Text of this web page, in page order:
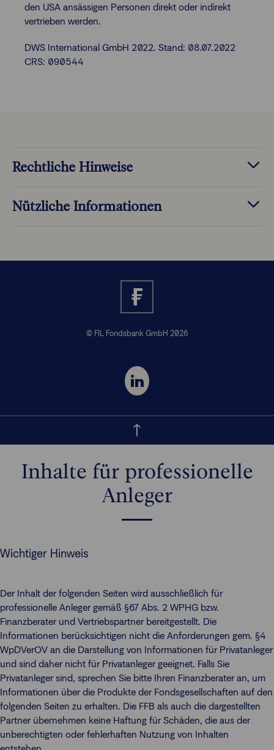
den USA ansässigen Personen direkt oder indirekt
vertrieben werden.
DWS International GmbH 2022. Stand: 08.07.2022
CRS: 090544
Rechtliche Hinweise
Nützliche Informationen
© FIL Fondsbank GmbH 2026
Inhalte für professionelle
Anleger
Wichtiger Hinweis
Der Inhalt der folgenden Seiten wird ausschließlich für
professionelle Anleger gemäß §67 Abs. 2 WPHG bzw.
Finanzberater und Vertriebspartner bereitgestellt. Die
Informationen berücksichtigen nicht die Anforderungen gem. §4
WpDVerOV an die Darstellung von Informationen für Privatanleger
und sind daher nicht für Privatanleger geeignet. Falls Sie
Privatanleger sind, sprechen Sie bitte Ihren Finanzberater an, um
Informationen über die Produkte der Fondsgesellschaften auf den
folgenden Seiten zu erhalten. Die FFB als auch die dargestellten
Partner übernehmen keine Haftung für Schäden, die aus der
unberechtigten oder fehlerhaften Nutzung von Inhalten